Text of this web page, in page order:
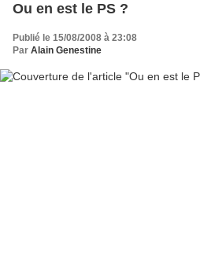
Ou en est le PS ?
Publié le 15/08/2008 à 23:08
Par Alain Genestine